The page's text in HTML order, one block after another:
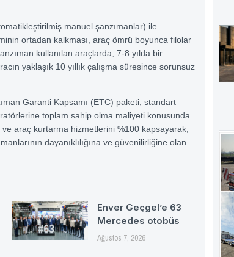
manuel şanzımanlar) ile
ortadan kalkması, araç ömrü boyunca filolar
kullanılan araçlarda, 7-8 yılda bir
yaklaşık 10 yıllık çalışma süresince sorunsuz
Garanti Kapsamı (ETC) paketi, standart
toplam sahip olma maliyeti konusunda
araç kurtarma hizmetlerini %100 kapsayarak,
dayanıklılığına ve güvenilirliğine olan
Enver Geçgel’e 63
Mercedes otobüs
Ağustos 7, 2026